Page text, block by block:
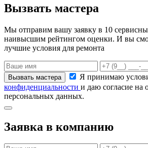
Вызвать мастера
Мы отправим вашу заявку в 10
наивысшим рейтингом оценки. И вы
лучшие условия для ремонта
Я принимаю
конфиденциальности и даю согласие на
персональных данных.
Заявка в компанию